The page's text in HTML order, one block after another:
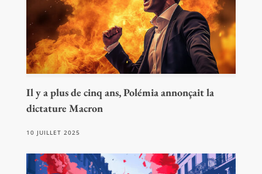
Il y a plus de cinq ans, Polémia annonçait la
dictature Macron
10 JUILLET 2025